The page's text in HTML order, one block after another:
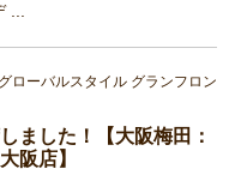
ーバルスタイル グランフロン
ました！【大阪梅田：
阪店】